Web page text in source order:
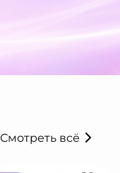
Смотреть всё